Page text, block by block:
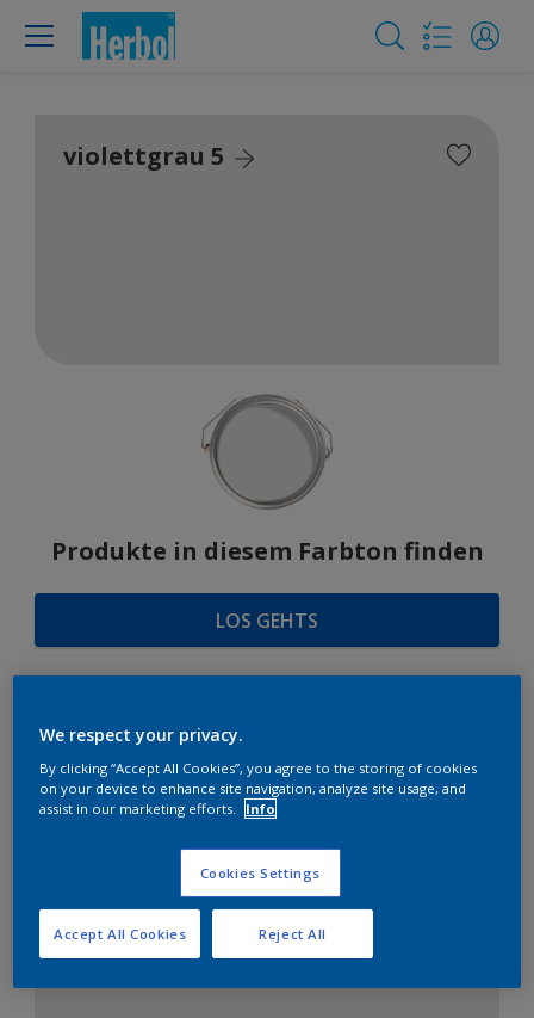
violettgrau 5
Produkte in diesem Farbton finden
LOS GEHTS
FARBAUSWAHL
Das perfekte Weiß
We respect your privacy.
By clicking “Accept All Cookies”, you agree to the storing of cookies
on your device to enhance site navigation, analyze site usage, and
assist in our marketing efforts.
Info
Cookies Settings
Reject All
Accept All Cookies